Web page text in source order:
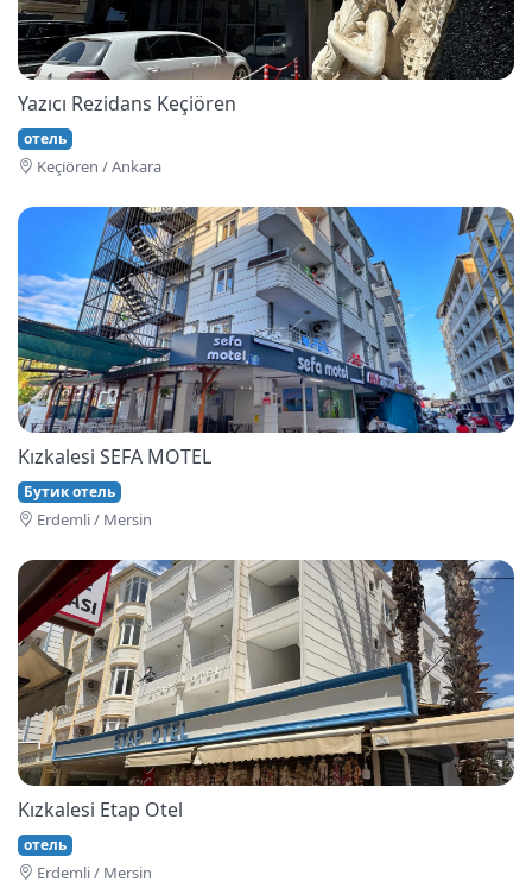
Yazıcı Rezidans Keçiören
отель
Keçi̇ören / Ankara
Kızkalesi SEFA MOTEL
Бутик отель
Erdemli / Mersin
Kızkalesi Etap Otel
отель
Erdemli / Mersin